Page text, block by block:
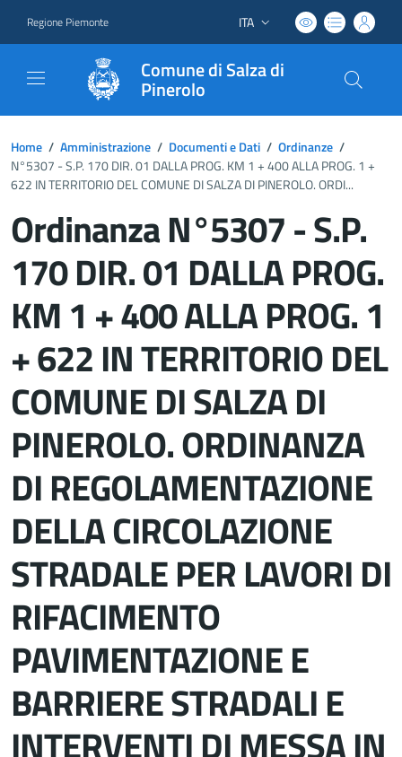
Regione Piemonte Lingua attiva:
ITA
Comune di Salza di
Pinerolo
Home / Amministrazione / Documenti e Dati / Ordinanze /
N°5307 - S.P. 170 DIR. 01 DALLA PROG. KM 1 + 400 ALLA PROG. 1 +
622 IN TERRITORIO DEL COMUNE DI SALZA DI PINEROLO. ORDI...
Ordinanza N°5307 - S.P.
170 DIR. 01 DALLA PROG.
KM 1 + 400 ALLA PROG. 1
+ 622 IN TERRITORIO DEL
COMUNE DI SALZA DI
PINEROLO. ORDINANZA
DI REGOLAMENTAZIONE
DELLA CIRCOLAZIONE
STRADALE PER LAVORI DI
RIFACIMENTO
PAVIMENTAZIONE E
BARRIERE STRADALI E
INTERVENTI DI MESSA IN